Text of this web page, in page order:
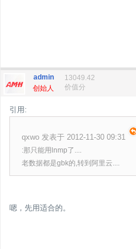
admin
创始人
13049.42
价值分
引用:
qxwo 发表于 2012-11-30 09:31
:那只能用lnmp了....
老数据都是gbk的,转到阿里云....
嗯，先用适合的。